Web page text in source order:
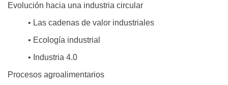
Evolución hacia una industria circular
• Las cadenas de valor industriales
• Ecología industrial
• Industria 4.0
Procesos agroalimentarios